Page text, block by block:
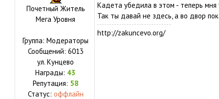
Почетный Житель
Мега Уровня
Группа: Модераторы
Сообщений: 6013
ул. Кунцево
Награды: 43
Репутация: 58
Статус: оффлайн
Кадета убедила в этом - теперь
Так ты давай не здесь, а во двор
http://zakuncevo.org/